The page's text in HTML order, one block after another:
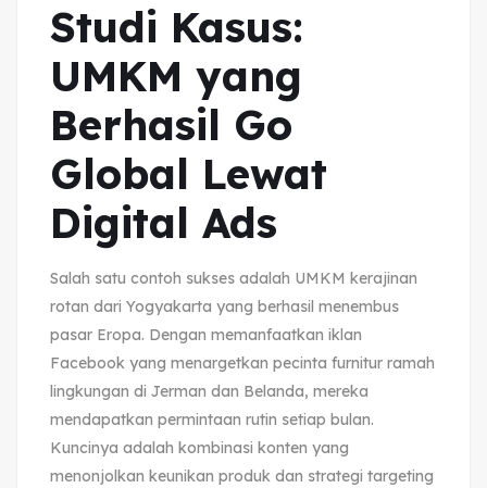
Studi Kasus:
UMKM yang
Berhasil Go
Global Lewat
Digital Ads
Salah satu contoh sukses adalah UMKM kerajinan
rotan dari Yogyakarta yang berhasil menembus
pasar Eropa. Dengan memanfaatkan iklan
Facebook yang menargetkan pecinta furnitur ramah
lingkungan di Jerman dan Belanda, mereka
mendapatkan permintaan rutin setiap bulan.
Kuncinya adalah kombinasi konten yang
menonjolkan keunikan produk dan strategi targeting